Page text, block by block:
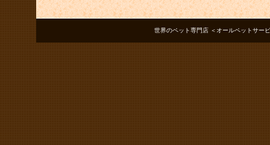
世界のペット専門店 ＜オールペットサー